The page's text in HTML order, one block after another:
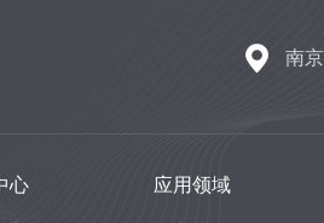
南
心 应用领域